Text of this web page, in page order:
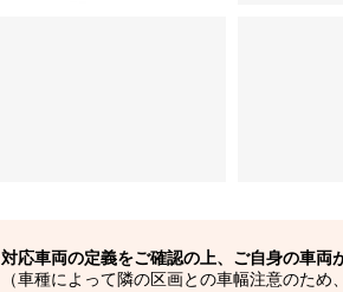
対応車両の定義をご確認の上、ご自身の車両
（車種によって隣の区画との車幅注意のため、